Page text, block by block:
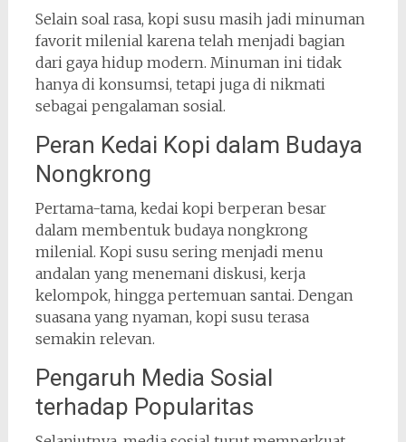
Selain soal rasa, kopi susu masih jadi minuman
favorit milenial karena telah menjadi bagian
dari gaya hidup modern. Minuman ini tidak
hanya di konsumsi, tetapi juga di nikmati
sebagai pengalaman sosial.
Peran Kedai Kopi dalam Budaya
Nongkrong
Pertama-tama, kedai kopi berperan besar
dalam membentuk budaya nongkrong
milenial. Kopi susu sering menjadi menu
andalan yang menemani diskusi, kerja
kelompok, hingga pertemuan santai. Dengan
suasana yang nyaman, kopi susu terasa
semakin relevan.
Pengaruh Media Sosial
terhadap Popularitas